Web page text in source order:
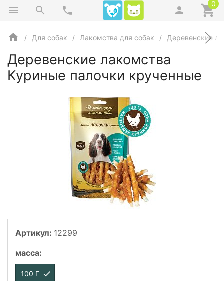
0
Для собак Лакомства для собак Деревенские
Деревенские лакомства
Куриные палочки крученные
Артикул: 12299
масса:
100 Г